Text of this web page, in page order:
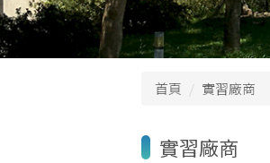
首頁 實習廠商
實習廠商